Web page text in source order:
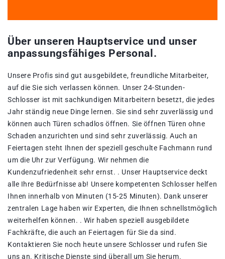
Über unseren Hauptservice und unser
anpassungsfähiges Personal.
Unsere Profis sind gut ausgebildete, freundliche Mitarbeiter,
auf die Sie sich verlassen können. Unser 24-Stunden-
Schlosser ist mit sachkundigen Mitarbeitern besetzt, die jedes
Jahr ständig neue Dinge lernen. Sie sind sehr zuverlässig und
können auch Türen schadlos öffnen. Sie öffnen Türen ohne
Schaden anzurichten und sind sehr zuverlässig. Auch an
Feiertagen steht Ihnen der speziell geschulte Fachmann rund
um die Uhr zur Verfügung. Wir nehmen die
Kundenzufriedenheit sehr ernst. . Unser Hauptservice deckt
alle Ihre Bedürfnisse ab! Unsere kompetenten Schlosser helfen
Ihnen innerhalb von Minuten (15-25 Minuten). Dank unserer
zentralen Lage haben wir Experten, die Ihnen schnellstmöglich
weiterhelfen können. . Wir haben speziell ausgebildete
Fachkräfte, die auch an Feiertagen für Sie da sind.
Kontaktieren Sie noch heute unsere Schlosser und rufen Sie
uns an. Kritische Dienste sind überall um Sie herum.